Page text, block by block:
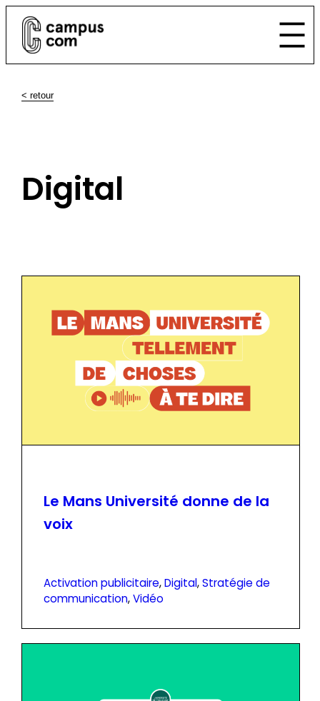
< retour
Digital
Le Mans Université donne de la
voix
Activation publicitaire, Digital, Stratégie de
communication, Vidéo